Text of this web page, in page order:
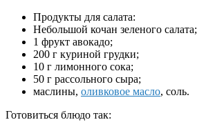
Продукты для салата:
Небольшой кочан зеленого салата;
1 фрукт авокадо;
200 г куриной грудки;
10 г лимонного сока;
50 г рассольного сыра;
маслины, оливковое масло, соль.
Готовиться блюдо так: